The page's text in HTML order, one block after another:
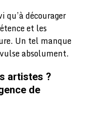
qu’à décourager
et les
Un tel manque
absolument.
artistes ?
de